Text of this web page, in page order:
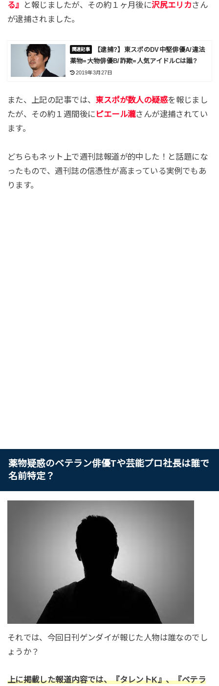
る』
と報じましたが、その約１ヶ月後に沢尻エリカさん
が逮捕されました。
【逮捕?】東スポのDV中堅俳優A/違法
薬物=大物俳優B/詐欺=人気アイドルCは誰?
2019年3月27日
また、上記の記事では、 東スポが数人の疑惑を報じまし
たが、その約１週間後に ピエール瀧さんが逮捕されてい
ます。
どちらもネット上で週刊誌報道が的中した！と話題にな
ったもので、週刊誌の信憑性が高まっている実例でもあ
ります。
薬物疑惑のベテラン俳優Tや芸能プロ社長は誰で
名前特定？
それでは、今回日刊ゲンダイが報じた人物は誰なのでし
ょうか？
上に掲載した報道内容では、『タレントK』、『ベテラ